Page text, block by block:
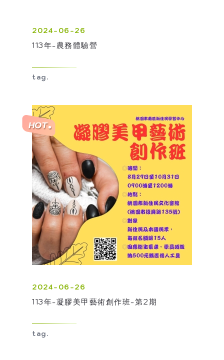
2024-06-26
113年-農務體驗營
tag.
2024-06-26
113年-凝膠美甲藝術創作班-第2期
tag.